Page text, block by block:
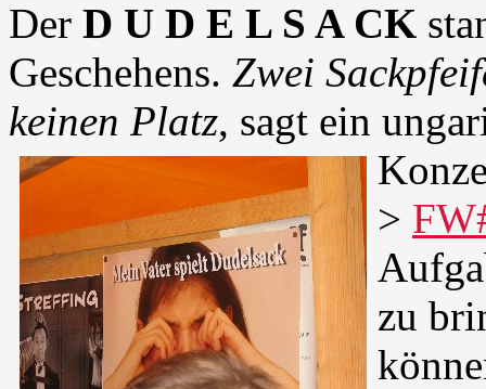
Der D U D E L S A CK
Geschehens. Zwei
keinen Platz, sagt ein
>
zu